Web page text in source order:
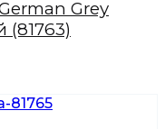
Grey
(81763)